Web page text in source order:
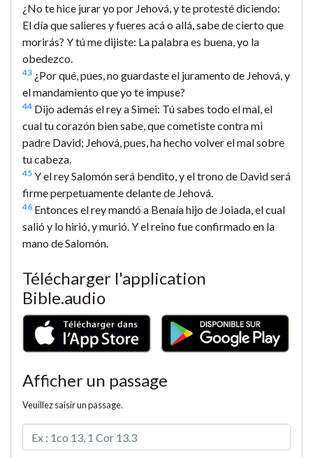
¿No te hice jurar yo por Jehová, y te protesté diciendo:
El día que salieres y fueres acá o allá, sabe de cierto que
morirás? Y tú me dijiste: La palabra es buena, yo la
obedezco.
43 ¿Por qué, pues, no guardaste el juramento de Jehová, y
el mandamiento que yo te impuse?
44 Dijo además el rey a Simei: Tú sabes todo el mal, el
cual tu corazón bien sabe, que cometiste contra mi
padre David; Jehová, pues, ha hecho volver el mal sobre
tu cabeza.
45 Y el rey Salomón será bendito, y el trono de David será
firme perpetuamente delante de Jehová.
46 Entonces el rey mandó a Benaía hijo de Joiada, el cual
salió y lo hirió, y murió. Y el reino fue confirmado en la
mano de Salomón.
Télécharger l'application
Bible.audio
Afficher un passage
Veuillez saisir un passage.